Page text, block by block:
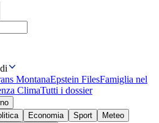
MontanaEpstein FilesFamiglia nel
ClimaTutti i dossier
Economia Sport
Meteo